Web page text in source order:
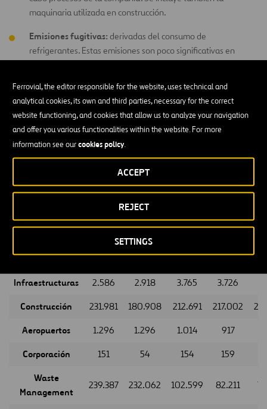
Ferrovial, the editor responsible for the website, uses technical and
analytical cookies, its own and third parties, necessary for the correct
website functioning, and cookies that allow us to analyze your navigation
and offer you various functionalities within the website. For more
information see ourcookies policy.
SETTINGS
REJECT
ACCEPT
maquinaria utilizada en construcción.
Emisiones fugitivas: derivadas del consumo de
refrigerantes. Estas emisiones son poco significativas en
Móviles:emisiones procedentes de la combustión de
combustibles en vehículos y motocicletas gestionados por la
compañía.
Emisiones directas de GEI (alcance 1)
POR NEGOCIO
(año
2022 2023 2024
Energía 13 3.576 3.091 3.217
Infraestructuras 2.586 2.918 3.765 3.726
Construcción 231.981 180.908 212.691 217.002
Aeropuertos 1.296 1.296 1.014 917
Corporación 151 54 154 159
Waste
Management
239.387 232.062 102.599 82.211